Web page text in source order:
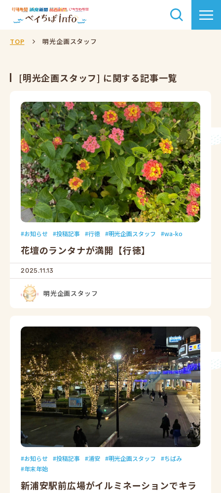
TOP 明光企画スタッフ
[明光企画スタッフ] に関する記事一覧
お知らせ 投稿記事 行徳 明光企画スタッフ wa-ko
花壇のランタナが満開【行徳】
2025.11.13
明光企画スタッフ
お知らせ 投稿記事 浦安 明光企画スタッフ
ちばみ
年末年始
新浦安駅前広場がイルミネーションでキラ